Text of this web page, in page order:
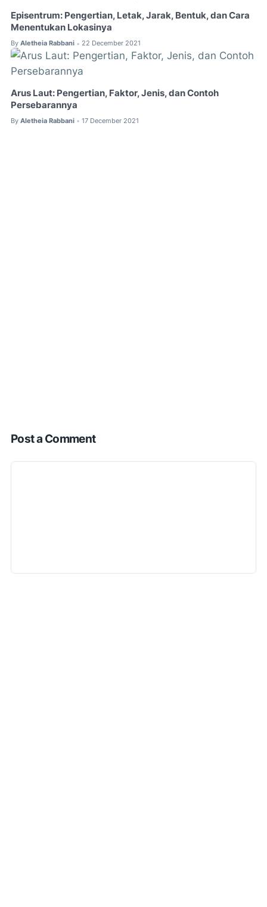
Episentrum: Pengertian, Letak, Jarak, Bentuk, dan Cara
Menentukan Lokasinya
By Aletheia Rabbani • 22 December 2021
Arus Laut: Pengertian, Faktor, Jenis, dan Contoh
Persebarannya
By Aletheia Rabbani • 17 December 2021
Post a Comment